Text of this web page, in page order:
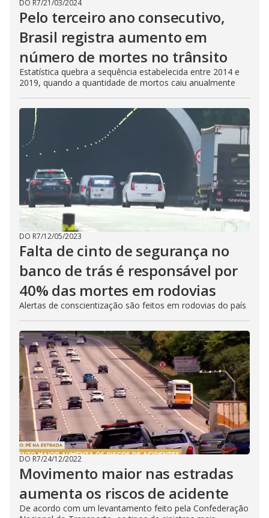
DO R7/21/03/2024
Pelo terceiro ano consecutivo,
Brasil registra aumento em
número de mortes no trânsito
Estatística quebra a sequência estabelecida entre 2014 e
2019, quando a quantidade de mortos caiu anualmente
DO R7/12/05/2023
Falta de cinto de segurança no
banco de trás é responsável por
40% das mortes em rodovias
Alertas de conscientização são feitos em rodovias do país
DO R7/24/12/2022
Movimento maior nas estradas
aumenta os riscos de acidente
De acordo com um levantamento feito pela Confederação